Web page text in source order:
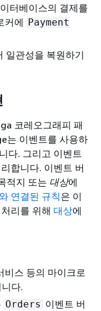
터베이스의 결제를
커에 Payment
일관성을 복원하기
코레오그래피 패
는 이벤트를 사용하
다. 그리고 이벤트
합니다. 이벤트 버
적지 또는 대상에
연결된 규칙은 이
리를 위해 대상에
비스 등의 마이크로
다.
Orders 이벤트 버